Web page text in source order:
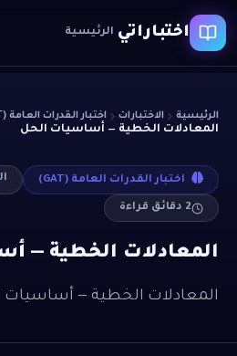
اختباراتي الرئيسية
الرئيسية الاختبارات اختبار القدرات العامة (GAT)
المعادلات الخطية — أساسيات الحل
اختبار القدرات العامة (GAT)
2 دقائق قراءة
المعادلات الخطية —
المعادلات الخطية — أساسيات